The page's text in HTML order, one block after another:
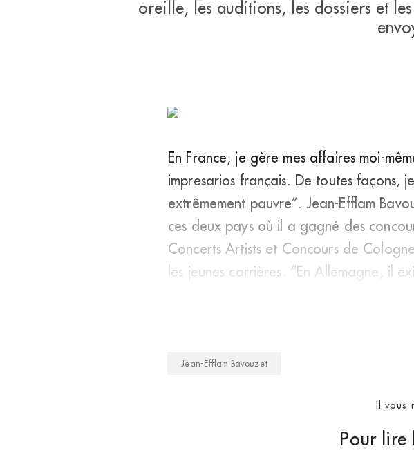
oreille, les auditions, les dossiers et
En France, je gère mes affaires moi-
impresarios français. De toutes façons,
extrêmement pauvre”. Jean-Efflam
ces deux pays où il a gagné des
Concerts Artists et Concours de
les jeunes carrières. “En Allemagne, il
Jean-Efflam Bavouzet
Il vous
Pour lire